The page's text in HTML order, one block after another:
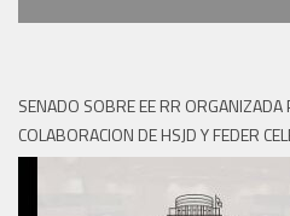
SENADO SOBRE EE RR ORGANIZADA
COLABORACION DE HSJD Y FEDER